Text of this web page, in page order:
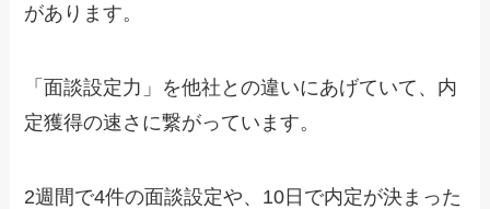
があります。
「面談設定力」を他社との違いにあげていて、内
定獲得の速さに繋がっています。
2週間で4件の面談設定や、10日で内定が決まった